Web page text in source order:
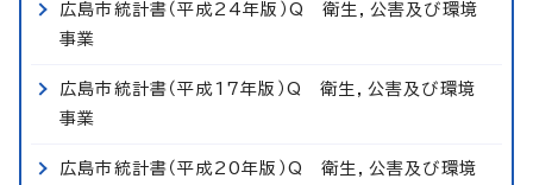
広島市統計書（平成24年版）Q 衛生，公害及び環境
事業
広島市統計書（平成17年版）Q 衛生，公害及び環境
事業
広島市統計書（平成20年版）Q 衛生，公害及び環境